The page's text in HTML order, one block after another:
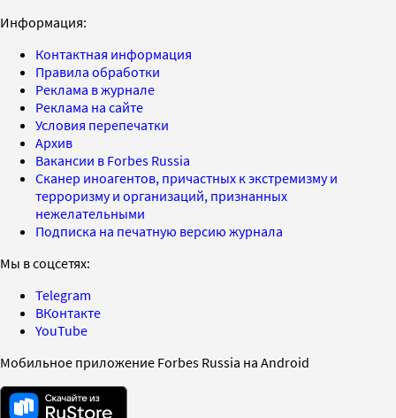
Информация:
Контактная информация
Правила обработки
Реклама в журнале
Реклама на сайте
Условия перепечатки
Архив
Вакансии в Forbes Russia
Сканер иноагентов, причастных к экстремизму и
терроризму и организаций, признанных
нежелательными
Подписка на печатную версию журнала
Мы в соцсетях:
Telegram
ВКонтакте
YouTube
Мобильное приложение Forbes Russia на Android